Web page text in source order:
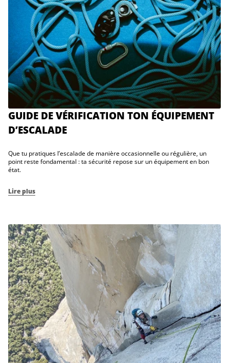
GUIDE DE VÉRIFICATION TON ÉQUIPEMENT
D’ESCALADE
Que tu pratiques l’escalade de manière occasionnelle ou régulière, un
point reste fondamental : ta sécurité repose sur un équipement en bon
état.
Lire plus